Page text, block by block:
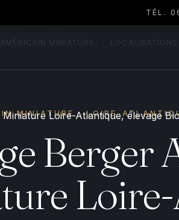
TÉL.
MINIATURE
MINIATURE · LOIRE-
Berger